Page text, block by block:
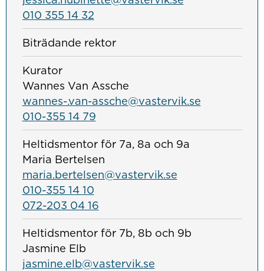
010 355 14 32
Biträdande rektor
Kurator
Wannes Van Assche
wannes-.van-assche@vastervik.se
010-355 14 79
Heltidsmentor för 7a, 8a och 9a
Maria Bertelsen
maria.bertelsen@vastervik.se
010-355 14 10
072-203 04 16
Heltidsmentor för 7b, 8b och 9b
Jasmine Elb
jasmine.elb@vastervik.se